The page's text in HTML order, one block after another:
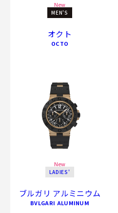
New
MEN'S
オクト
OCTO
New
LADIES'
ブルガリ アルミニウム
BVLGARI ALUMINUM